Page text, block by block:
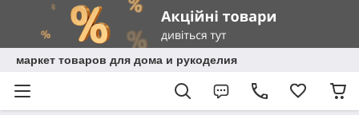
маркет товаров для дома и рукоделия